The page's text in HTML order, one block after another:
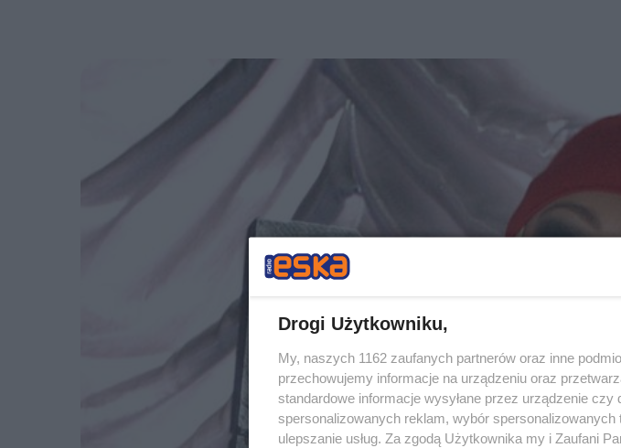
Drogi Użytkowniku,
My, naszych 1162 zaufanych partnerów oraz inne
przechowujemy informacje na urządzeniu oraz
standardowe informacje wysyłane przez urządzenie czy
spersonalizowanych reklam, wybór
ulepszanie usług. Za zgodą Użytkownika my i Zaufani